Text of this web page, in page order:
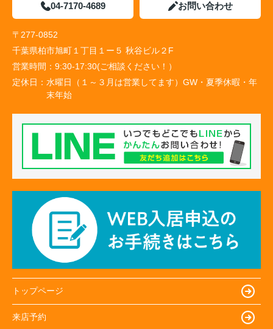
04-7170-4689 お問い合わせ
〒277-0852
千葉県柏市旭町１丁目１ー５ 秋谷ビル２F
営業時間： 9:30-17:30(ご相談ください！）
定休日： 水曜日（１～３月は営業してます）GW・夏季休暇・年
末年始
トップページ
来店予約